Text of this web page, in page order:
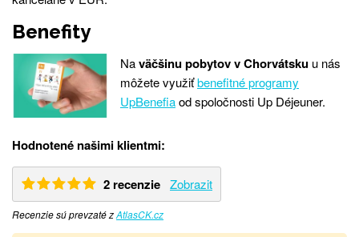
Benefity
Naväčšinu pobytov v Chorvátsku u nás
môžete využiťbenefitné programy
UpBenefiaod spoločnosti Up Déjeuner.
Hodnotené našimi klientmi:
2 recenzie Zobrazit
Recenzie sú prevzaté zAtlasCK.cz